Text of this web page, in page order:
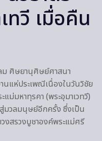
ทวี เมื่อคืน
ม ศิษยานุศิษย์ศาสนา
แห่ประเพณีเนื่องในวันวิชัย
ม่มหาทุรคา (พระอุมาเวทวี)
มวลมนุษย์อีกครั้ง ซึ่งเป็น
งสรวงบูชาองค์พระแม่ศรี